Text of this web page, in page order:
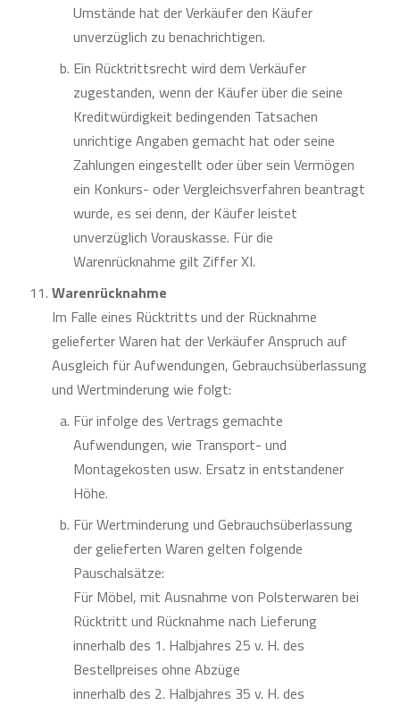
Umstände hat der Verkäufer den Käufer
unverzüglich zu benachrichtigen.
Ein Rücktrittsrecht wird dem Verkäufer
zugestanden, wenn der Käufer über die seine
Kreditwürdigkeit bedingenden Tatsachen
unrichtige Angaben gemacht hat oder seine
Zahlungen eingestellt oder über sein Vermögen
ein Konkurs- oder Vergleichsverfahren beantragt
wurde, es sei denn, der Käufer leistet
unverzüglich Vorauskasse. Für die
Warenrücknahme gilt Ziffer XI.
Warenrücknahme
Im Falle eines Rücktritts und der Rücknahme
gelieferter Waren hat der Verkäufer Anspruch auf
Ausgleich für Aufwendungen, Gebrauchsüberlassung
und Wertminderung wie folgt:
Für infolge des Vertrags gemachte
Aufwendungen, wie Transport- und
Montagekosten usw. Ersatz in entstandener
Höhe.
Für Wertminderung und Gebrauchsüberlassung
der gelieferten Waren gelten folgende
Pauschalsätze:
Für Möbel, mit Ausnahme von Polsterwaren bei
Rücktritt und Rücknahme nach Lieferung
innerhalb des 1. Halbjahres 25 v. H. des
Bestellpreises ohne Abzüge
innerhalb des 2. Halbjahres 35 v. H. des